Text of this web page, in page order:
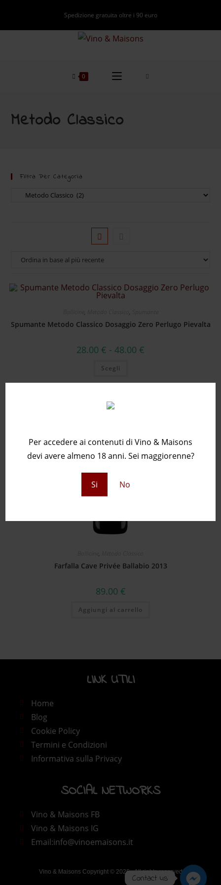
Per accedere ai contenuti di Vino & Maisons
devi avere almeno 18 anni. Sei maggiorenne?
Si No
Spedizione gratuita oltre i 90 euro
0
Metodo Classico
Filtra Per Categoria
Spumante Metodo Classico Dosaggio Zero Perlugo Pievalta
28.00 € - 48.00 €
Scegli
,
Farfalla Cave Privée Ballabio 2013
89.00 €
Aggiungi al carrello
LINK UTILI​
Home
Blog
Cookie Policy
Termini e Condizioni
Informativa sulla Privacy
SOCIAL NETWORKS
Vino & Maisons FB
Vino & Maisons IG
Email:info@vinoemaisons.it
Vino & Maisons Copyright © 2026 - All rights reserved
Contact us